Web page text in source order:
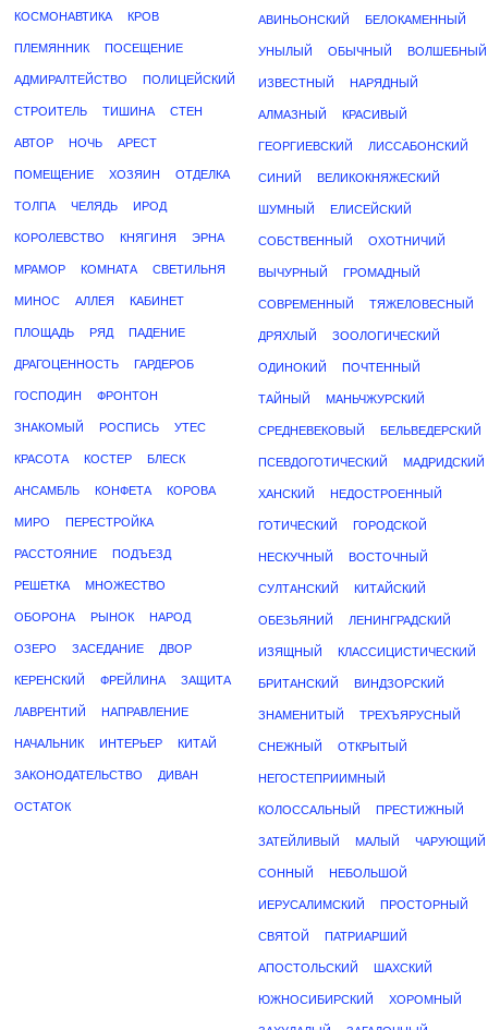
КОСМОНАВТИКА КРОВ
ПЛЕМЯННИК ПОСЕЩЕНИЕ
АДМИРАЛТЕЙСТВО ПОЛИЦЕЙСКИЙ
СТРОИТЕЛЬ ТИШИНА СТЕН
АВТОР НОЧЬ АРЕСТ
ПОМЕЩЕНИЕ ХОЗЯИН ОТДЕЛКА
ТОЛПА ЧЕЛЯДЬ ИРОД
КОРОЛЕВСТВО КНЯГИНЯ ЭРНА
МРАМОР КОМНАТА СВЕТИЛЬНЯ
МИНОС АЛЛЕЯ КАБИНЕТ
ПЛОЩАДЬ РЯД ПАДЕНИЕ
ДРАГОЦЕННОСТЬ ГАРДЕРОБ
ГОСПОДИН ФРОНТОН
ЗНАКОМЫЙ РОСПИСЬ УТЕС
КРАСОТА КОСТЕР БЛЕСК
АНСАМБЛЬ КОНФЕТА КОРОВА
МИРО ПЕРЕСТРОЙКА
РАССТОЯНИЕ ПОДЪЕЗД
РЕШЕТКА МНОЖЕСТВО
ОБОРОНА РЫНОК НАРОД
ОЗЕРО ЗАСЕДАНИЕ ДВОР
КЕРЕНСКИЙ ФРЕЙЛИНА ЗАЩИТА
ЛАВРЕНТИЙ НАПРАВЛЕНИЕ
НАЧАЛЬНИК ИНТЕРЬЕР КИТАЙ
ЗАКОНОДАТЕЛЬСТВО ДИВАН
ОСТАТОК
АВИНЬОНСКИЙ БЕЛОКАМЕННЫЙ
УНЫЛЫЙ ОБЫЧНЫЙ ВОЛШЕБНЫЙ
ИЗВЕСТНЫЙ НАРЯДНЫЙ
АЛМАЗНЫЙ КРАСИВЫЙ
ГЕОРГИЕВСКИЙ ЛИССАБОНСКИЙ
СИНИЙ ВЕЛИКОКНЯЖЕСКИЙ
ШУМНЫЙ ЕЛИСЕЙСКИЙ
СОБСТВЕННЫЙ ОХОТНИЧИЙ
ВЫЧУРНЫЙ ГРОМАДНЫЙ
СОВРЕМЕННЫЙ ТЯЖЕЛОВЕСНЫЙ
ДРЯХЛЫЙ ЗООЛОГИЧЕСКИЙ
ОДИНОКИЙ ПОЧТЕННЫЙ
ТАЙНЫЙ МАНЬЧЖУРСКИЙ
СРЕДНЕВЕКОВЫЙ БЕЛЬВЕДЕРСКИЙ
ПСЕВДОГОТИЧЕСКИЙ МАДРИДСКИЙ
ХАНСКИЙ НЕДОСТРОЕННЫЙ
ГОТИЧЕСКИЙ ГОРОДСКОЙ
НЕСКУЧНЫЙ ВОСТОЧНЫЙ
СУЛТАНСКИЙ КИТАЙСКИЙ
ОБЕЗЬЯНИЙ ЛЕНИНГРАДСКИЙ
ИЗЯЩНЫЙ КЛАССИЦИСТИЧЕСКИЙ
БРИТАНСКИЙ ВИНДЗОРСКИЙ
ЗНАМЕНИТЫЙ ТРЕХЪЯРУСНЫЙ
СНЕЖНЫЙ ОТКРЫТЫЙ
НЕГОСТЕПРИИМНЫЙ
КОЛОССАЛЬНЫЙ ПРЕСТИЖНЫЙ
ЗАТЕЙЛИВЫЙ МАЛЫЙ ЧАРУЮЩИЙ
СОННЫЙ НЕБОЛЬШОЙ
ИЕРУСАЛИМСКИЙ ПРОСТОРНЫЙ
СВЯТОЙ ПАТРИАРШИЙ
АПОСТОЛЬСКИЙ ШАХСКИЙ
ЮЖНОСИБИРСКИЙ ХОРОМНЫЙ